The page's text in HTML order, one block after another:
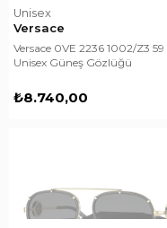
Unisex
Versace
Versace 0VE 2236 1002/Z3 59
Unisex Güneş Gözlüğü
₺8.740,00